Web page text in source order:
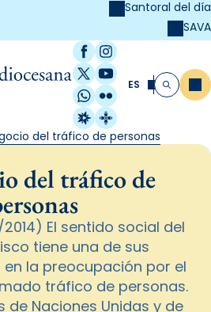
Santoral del día
SAVA
Facebook
Instagram
X / Twitter
YouTube
WhatsApp
Flickr
Radio Estel
Catalunya
ES Buscar
del tráfico de personas
del tráfico de
El sentido social del
tiene una de sus
la preocupación por el
tráfico de personas.
de Naciones Unidas y de